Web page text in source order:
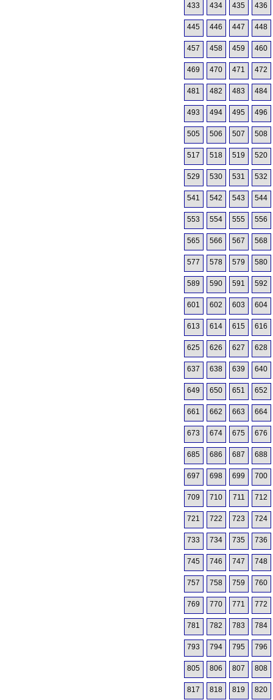
433 434 435 436
445 446 447 448
457 458 459 460
469 470 471 472
481 482 483 484
493 494 495 496
505 506 507 508
517 518 519 520
529 530 531 532
541 542 543 544
553 554 555 556
565 566 567 568
577 578 579 580
589 590 591 592
601 602 603 604
613 614 615 616
625 626 627 628
637 638 639 640
649 650 651 652
661 662 663 664
673 674 675 676
685 686 687 688
697 698 699 700
709 710 711 712
721 722 723 724
733 734 735 736
745 746 747 748
757 758 759 760
769 770 771 772
781 782 783 784
793 794 795 796
805 806 807 808
817 818 819 820